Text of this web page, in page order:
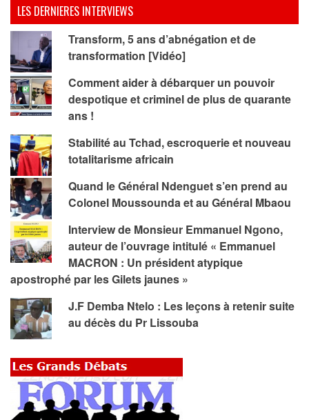
LES DERNIERES INTERVIEWS
Transform, 5 ans d’abnégation et de
transformation [Vidéo]
Comment aider à débarquer un pouvoir
despotique et criminel de plus de quarante
ans !
Stabilité au Tchad, escroquerie et nouveau
totalitarisme africain
Quand le Général Ndenguet s’en prend au
Colonel Moussounda et au Général Mbaou
Interview de Monsieur Emmanuel Ngono,
auteur de l’ouvrage intitulé « Emmanuel
MACRON : Un président atypique
apostrophé par les Gilets jaunes »
J.F Demba Ntelo : Les leçons à retenir suite
au décès du Pr Lissouba